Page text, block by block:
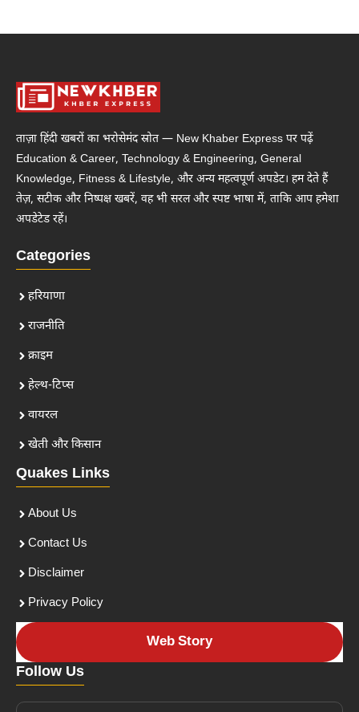
ताज़ा हिंदी खबरों का भरोसेमंद स्रोत — New Khaber Express पर पढ़ें
Education & Career, Technology & Engineering, General
Knowledge, Fitness & Lifestyle, और अन्य महत्वपूर्ण अपडेट। हम देते हैं
तेज़, सटीक और निष्पक्ष खबरें, वह भी सरल और स्पष्ट भाषा में, ताकि आप हमेशा
अपडेटेड रहें।
Categories
हरियाणा
राजनीति
क्राइम
हेल्थ-टिप्स
वायरल
खेती और किसान
Quakes Links
About Us
Contact Us
Disclaimer
Privacy Policy
Web Story
Follow Us